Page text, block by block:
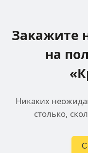
Закажите
на
Никаких
столько,